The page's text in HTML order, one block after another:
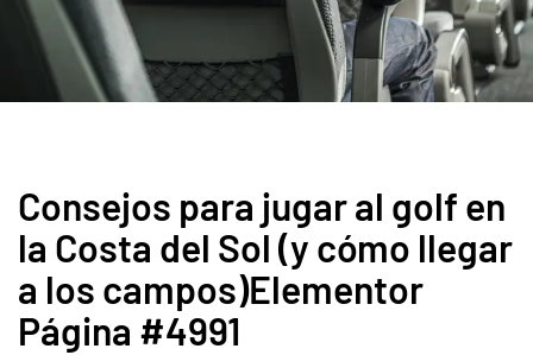
Consejos para jugar al golf en
la Costa del Sol (y cómo llegar
a los campos)Elementor
Página #4991